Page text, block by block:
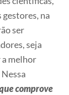
gestores, na
ser
seja
a melhor
comprove